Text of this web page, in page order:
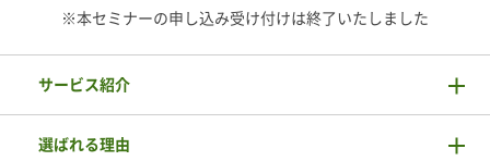
※本セミナーの申し込み受け付けは終了いたしました
サービス紹介
選ばれる理由